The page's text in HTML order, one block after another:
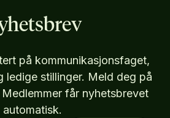
på kommunikasjonsfaget,
ledige stillinger. Meld deg på
får nyhetsbrevet
automatisk.